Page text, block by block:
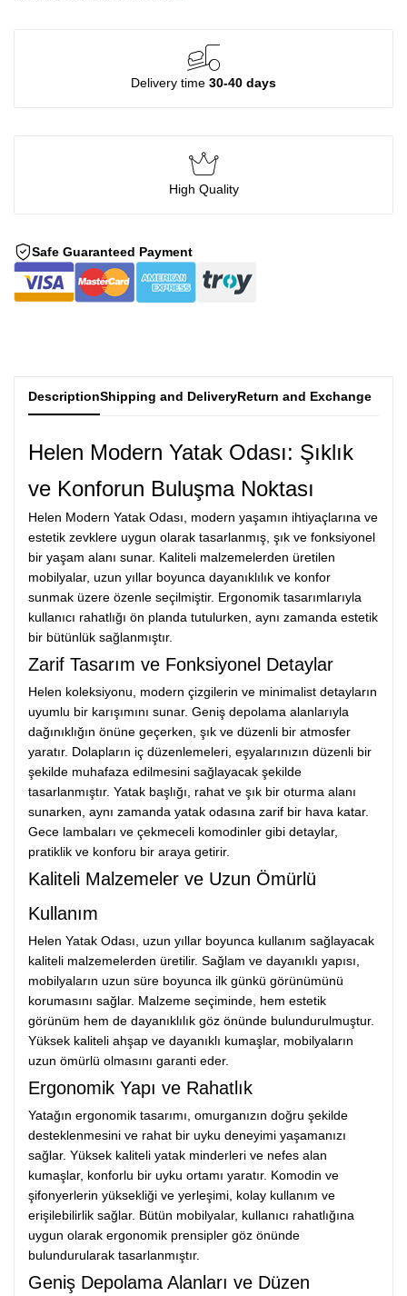
Delivery time 30-40 days
High Quality
Safe Guaranteed Payment
DescriptionShipping and DeliveryReturn and Exchange
Helen Modern Yatak Odası: Şıklık
ve Konforun Buluşma Noktası
Helen Modern Yatak Odası, modern yaşamın ihtiyaçlarına ve
estetik zevklere uygun olarak tasarlanmış, şık ve fonksiyonel
bir yaşam alanı sunar. Kaliteli malzemelerden üretilen
mobilyalar, uzun yıllar boyunca dayanıklılık ve konfor
sunmak üzere özenle seçilmiştir. Ergonomik tasarımlarıyla
kullanıcı rahatlığı ön planda tutulurken, aynı zamanda estetik
bir bütünlük sağlanmıştır.
Zarif Tasarım ve Fonksiyonel Detaylar
Helen koleksiyonu, modern çizgilerin ve minimalist detayların
uyumlu bir karışımını sunar. Geniş depolama alanlarıyla
dağınıklığın önüne geçerken, şık ve düzenli bir atmosfer
yaratır. Dolapların iç düzenlemeleri, eşyalarınızın düzenli bir
şekilde muhafaza edilmesini sağlayacak şekilde
tasarlanmıştır. Yatak başlığı, rahat ve şık bir oturma alanı
sunarken, aynı zamanda yatak odasına zarif bir hava katar.
Gece lambaları ve çekmeceli komodinler gibi detaylar,
pratiklik ve konforu bir araya getirir.
Kaliteli Malzemeler ve Uzun Ömürlü
Kullanım
Helen Yatak Odası, uzun yıllar boyunca kullanım sağlayacak
kaliteli malzemelerden üretilir. Sağlam ve dayanıklı yapısı,
mobilyaların uzun süre boyunca ilk günkü görünümünü
korumasını sağlar. Malzeme seçiminde, hem estetik
görünüm hem de dayanıklılık göz önünde bulundurulmuştur.
Yüksek kaliteli ahşap ve dayanıklı kumaşlar, mobilyaların
uzun ömürlü olmasını garanti eder.
Ergonomik Yapı ve Rahatlık
Yatağın ergonomik tasarımı, omurganızın doğru şekilde
desteklenmesini ve rahat bir uyku deneyimi yaşamanızı
sağlar. Yüksek kaliteli yatak minderleri ve nefes alan
kumaşlar, konforlu bir uyku ortamı yaratır. Komodin ve
şifonyerlerin yüksekliği ve yerleşimi, kolay kullanım ve
erişilebilirlik sağlar. Bütün mobilyalar, kullanıcı rahatlığına
uygun olarak ergonomik prensipler göz önünde
bulundurularak tasarlanmıştır.
Geniş Depolama Alanları ve Düzen